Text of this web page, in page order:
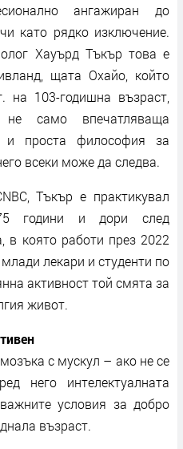
ангажиран до
като рядко изключение.
Хауърд Тъкър това е
щата Охайо, който
103-годишна възраст,
само впечатляваща
и проста философия за
всеки може да следва.
Тъкър е практикувал
години и дори след
в която работи през 2022
лекари и студенти по
активност той смята за
живот.
с мускул – ако не се
него интелектуалната
условия за добро
възраст.